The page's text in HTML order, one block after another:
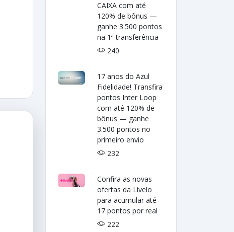
CAIXA com até
120% de bônus —
ganhe 3.500 pontos
na 1ª transferência
240
17 anos do Azul
Fidelidade! Transfira
pontos Inter Loop
com até 120% de
bônus — ganhe
3.500 pontos no
primeiro envio
232
Confira as novas
ofertas da Livelo
para acumular até
17 pontos por real
222